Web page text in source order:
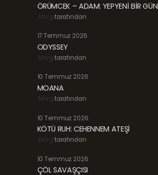
ÖRÜMCEK – ADAM: YEPYENİ BİR GÜN
Margitarafından
17 Temmuz 2026
ODYSSEY
Margitarafından
10 Temmuz 2026
MOANA
Margitarafından
10 Temmuz 2026
KÖTÜ RUH: CEHENNEM ATEŞİ
Margitarafından
10 Temmuz 2026
ÇÖL SAVAŞÇISI